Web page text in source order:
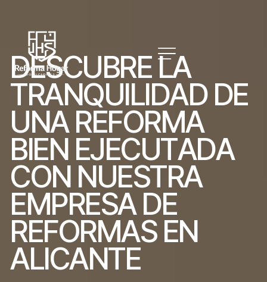
DESCUBRELA
TRANQUILIDAD DE
UNA REFORMA
BIEN EJECUTADA
CON NUESTRA
EMPRESA DE
REFORMAS EN
ALICANTE